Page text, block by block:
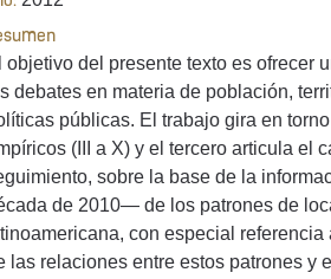
objetivo del presente texto es ofrecer
debates en materia de población,
públicas. El trabajo gira en
(III a X) y el tercero articula el
sobre la base de la
de 2010— de los patrones de
con especial
las relaciones entre estos patrones y